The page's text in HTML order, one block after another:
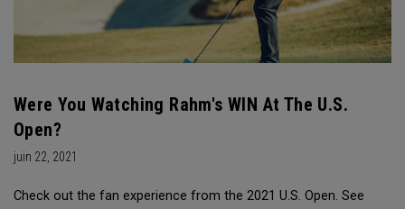
Were You Watching Rahm's WIN At The U.S.
Open?
juin 22, 2021
Check out the fan experience from the 2021 U.S. Open. See